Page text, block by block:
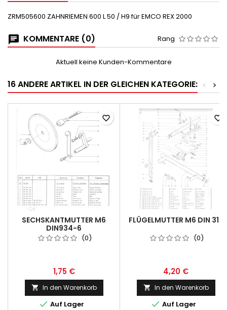
ZRM505600 ZAHNRIEMEN 600 L 50 / H9 für EMCO REX 2000
KOMMENTARE (0) Rang
Aktuell keine Kunden-Kommentare
16 ANDERE ARTIKEL IN DER GLEICHEN KATEGORIE: >
<
SECHSKANTMUTTER M6
DIN934-6
(0)
1,75 €
 In den Warenkorb
 Auf Lager
favorite_border
FLÜGELMUTTER M6 DIN 315
(0)
4,20 €
 In den Warenkorb
 Auf Lager
favorite_border